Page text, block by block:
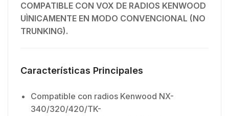
COMPATIBLE CON VOX DE RADIOS KENWOOD
UÌNICAMENTE EN MODO CONVENCIONAL (NO
TRUNKING).
Características Principales
Compatible con radios Kenwood NX-
340/320/420/TK-